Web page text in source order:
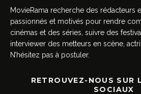
MovieRama recherche des rédacteurs
passionnés et motivés pour rendre
cinémas et des séries, suivre des
interviewer des metteurs en scène,
N’hésitez pas à postuler.
RETROUVEZ-NOUS SUR
SOCIAUX